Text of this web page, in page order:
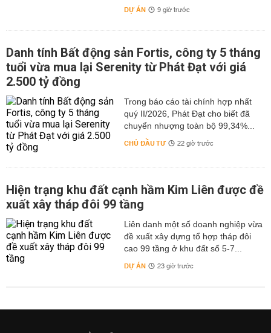
DỰ ÁN 9 giờ trước
Danh tính Bất động sản Fortis, công ty 5 tháng
tuổi vừa mua lại Serenity từ Phát Đạt với giá
2.500 tỷ đồng
Trong báo cáo tài chính hợp nhất
quý II/2026, Phát Đạt cho biết đã
chuyển nhượng toàn bộ 99,34%...
CHỦ ĐẦU TƯ 22 giờ trước
Hiện trạng khu đất cạnh hầm Kim Liên được đề
xuất xây tháp đôi 99 tầng
Liên danh một số doanh nghiệp vừa
đề xuất xây dựng tổ hợp tháp đôi
cao 99 tầng ở khu đất số 5-7...
DỰ ÁN 23 giờ trước